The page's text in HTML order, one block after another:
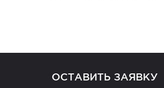
ОСТАВИТЬ ЗАЯВКУ